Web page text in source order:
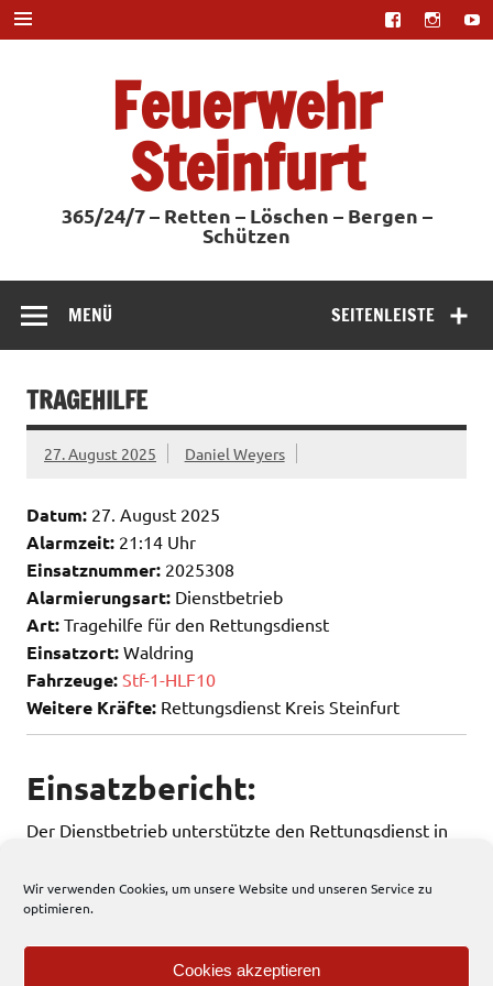
Wir verwenden Cookies, um unsere Website und unseren Service zu
optimieren.
Cookies akzeptieren
Zum
Inhalt
springen
Feuerwehr
Steinfurt
365/24/7 – Retten – Löschen – Bergen –
Schützen
SEITENLEISTE
MENÜ
TRAGEHILFE
27. August 2025 Daniel Weyers
Datum: 27. August 2025
Alarmzeit: 21:14 Uhr
Einsatznummer: 2025308
Alarmierungsart: Dienstbetrieb
Art: Tragehilfe für den Rettungsdienst
Einsatzort: Waldring
Fahrzeuge: Stf-1-HLF10
Weitere Kräfte: Rettungsdienst Kreis Steinfurt
Einsatzbericht:
Der Dienstbetrieb unterstützte den Rettungsdienst in
135 total views